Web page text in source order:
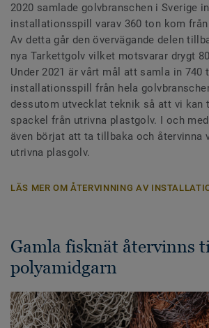
2020 samlade golvbranschen i Sverige
installationsspill varav 360 ton kom
Av detta går den övervägande delen
nya Tarkettgolv vilket motsvarar drygt
Under 2021 är vårt mål att samla in 740
installationsspill från hela
dessutom utvecklat teknik så att vi kan
spackel från utrivna plastgolv. I och
även börjat att ta tillbaka och återvinna
utrivna plasgolv.
LÄS MER OM ÅTERVINNING AV
Gamla fisknät återvinns
polyamidgarn